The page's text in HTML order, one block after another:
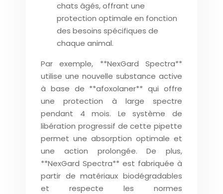
chats âgés, offrant une
protection optimale en fonction
des besoins spécifiques de
chaque animal.
Par exemple, **NexGard Spectra**
utilise une nouvelle substance active
à base de **afoxolaner** qui offre
une protection à large spectre
pendant 4 mois. Le système de
libération progressif de cette pipette
permet une absorption optimale et
une action prolongée. De plus,
**NexGard Spectra** est fabriquée à
partir de matériaux biodégradables
et respecte les normes